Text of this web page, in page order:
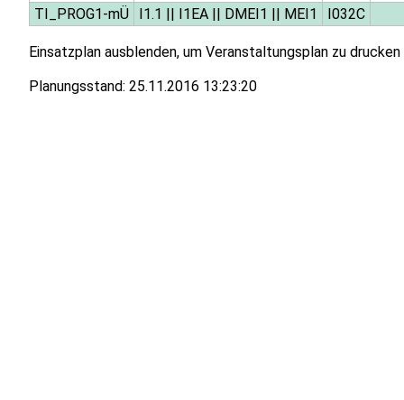
TI_PROG1-mÜ
I1.1 || I1EA|| DMEI1 || MEI1 I032C
Einsatzplan ausblenden, um Veranstaltungsplan zu drucken
Planungsstand: 25.11.2016 13:23:20